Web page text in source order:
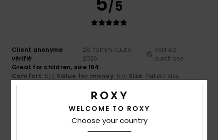
/5
Client anonyme
vérifié
28. tammikuuta
2026
Verified
purchase
Great for children, size 164
Comfort: 5/5 Value for money: 5 /5 Size: Perfect size
Material: 5/5 Color: 5/5
I recommend this product
5/5
WELCOME TO ROXY
Choose your country